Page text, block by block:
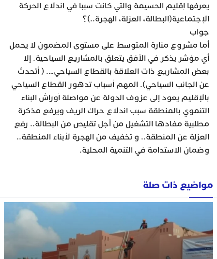
يعرفها إقليم الحسيمة والتي كانت سببا في اندلاع الحركة
الإجتماعية(البطالة، العزلة، الهجرة..)؟
جواب
أما مشروع منارة المتوسط على مستوى المضمون لا يحمل
أي مؤشر يذكر في الأفق يتعلق بالمشاريع السياحية. إلا
بعض المشاريع ذات العلاقة بالقطاع السياحي…. ( أتحدث
عن الجانب السياحي). المهم أسباب تدهور القطاع السياحي
بالإقليم يعود إلى عزوف الدولة عن مواصلة أوراش البناء
التنموي بالمنطقة سبب اندلاع حراك الريف ويرفع مذكرة
مطلبية مفادها التشغيل من أجل تقليص من البطالة.. رفع
العزلة عن المنطقة.. و تخفيف من الهجرة لأبناء المنطقة..
وضمان الاستدامة في التنمية المحلية.
مواضيع ذات صلة